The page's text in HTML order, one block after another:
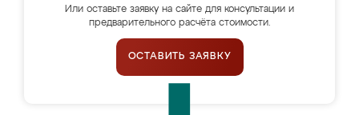
Или оставьте заявку на сайте для консультации и
предварительного расчёта стоимости.
ОСТАВИТЬ ЗАЯВКУ